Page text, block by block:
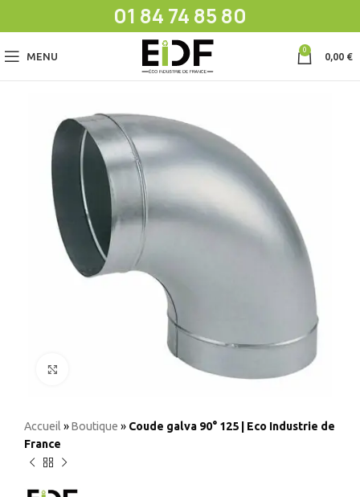
01 84 74 85 80
MENU
0
0,00 €
Accueil »Boutique » Coude galva 90° 125 | Eco Industrie de
France